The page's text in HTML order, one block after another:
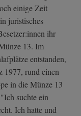
einige Zeit
juristisches
ihr
13. Im
entstanden,
1977, rund einen
in die Münze 13
suchte ein
Ich hatte und